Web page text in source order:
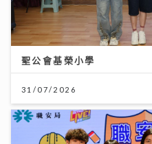
聖公會基榮小學
31/07/2026